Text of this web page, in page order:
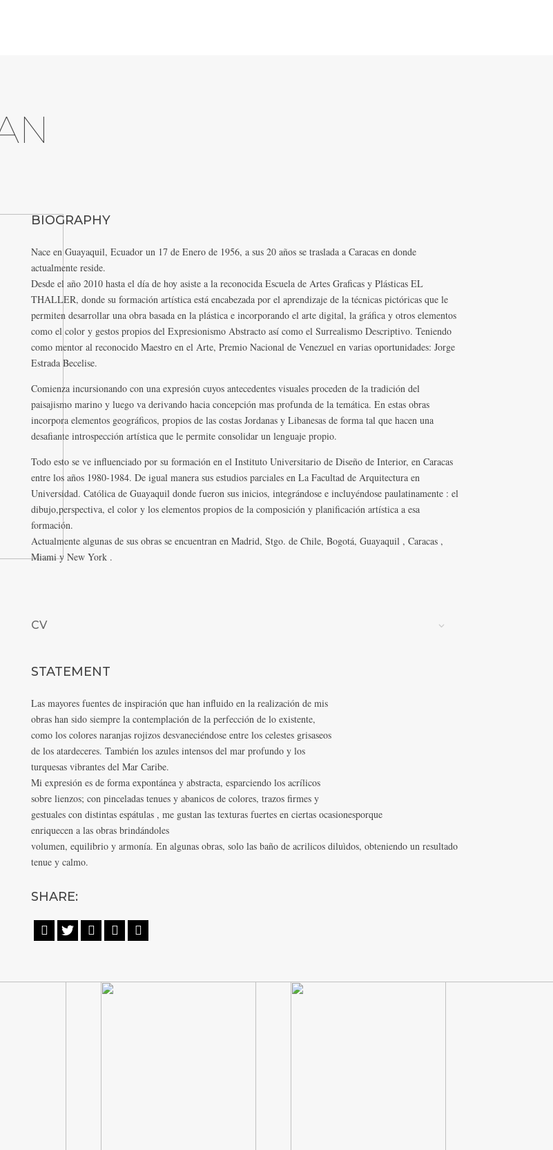
BIOGRAPHY
Nace en Guayaquil, Ecuador un 17 de Enero de 1956, a sus 20 años se traslada a Caracas en donde
actualmente reside.
Desde el año 2010 hasta el día de hoy asiste a la reconocida Escuela de Artes Graficas y Plásticas EL
THALLER, donde su formación artística está encabezada por el aprendizaje de la técnicas pictóricas que le
permiten desarrollar una obra basada en la plástica e incorporando el arte digital, la gráfica y otros elementos
como el color y gestos propios del Expresionismo Abstracto así como el Surrealismo Descriptivo. Teniendo
como mentor al reconocido Maestro en el Arte, Premio Nacional de Venezuel en varias oportunidades: Jorge
Estrada Becelise.
Comienza incursionando con una expresión cuyos antecedentes visuales proceden de la tradición del
paisajismo marino y luego va derivando hacia concepción mas profunda de la temática. En estas obras
incorpora elementos geográficos, propios de las costas Jordanas y Libanesas de forma tal que hacen una
desafiante introspección artística que le permite consolidar un lenguaje propio.
Todo esto se ve influenciado por su formación en el Instituto Universitario de Diseño de Interior, en Caracas
entre los años 1980-1984. De igual manera sus estudios parciales en La Facultad de Arquitectura en
Universidad. Católica de Guayaquil donde fueron sus inicios, integrándose e incluyéndose paulatinamente : el
dibujo,perspectiva, el color y los elementos propios de la composición y planificación artística a esa
formación.
Actualmente algunas de sus obras se encuentran en Madrid, Stgo. de Chile, Bogotá, Guayaquil , Caracas ,
Miami y New York .
CV
STATEMENT
Las mayores fuentes de inspiración que han influido en la realización de mis
obras han sido siempre la contemplación de la perfección de lo existente,
como los colores naranjas rojizos desvaneciéndose entre los celestes grisaseos
de los atardeceres. También los azules intensos del mar profundo y los
turquesas vibrantes del Mar Caribe.
Mi expresión es de forma expontánea y abstracta, esparciendo los acrílicos
sobre lienzos; con pinceladas tenues y abanicos de colores, trazos firmes y
gestuales con distintas espátulas , me gustan las texturas fuertes en ciertas ocasionesporque
enriquecen a las obras brindándoles
volumen, equilibrio y armonía. En algunas obras, solo las baño de acrilicos diluìdos, obteniendo un resultado
tenue y calmo.
SHARE:
    